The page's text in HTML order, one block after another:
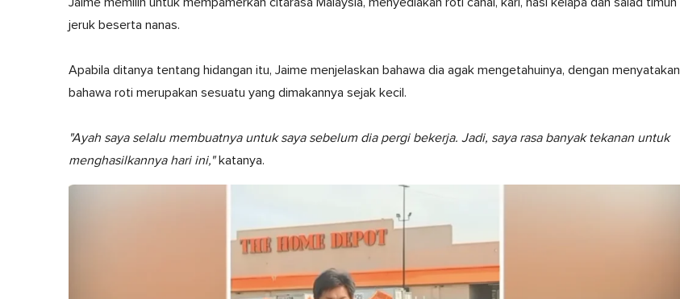
jeruk beserta nanas.
Apabila ditanya tentang hidangan itu, Jaime menjelaskan bahawa dia agak mengetahuinya, dengan menyatakan
bahawa roti merupakan sesuatu yang dimakannya sejak kecil.
"Ayah saya selalu membuatnya untuk saya sebelum dia pergi bekerja. Jadi, saya rasa banyak tekanan untuk
menghasilkannya hari ini,"katanya.